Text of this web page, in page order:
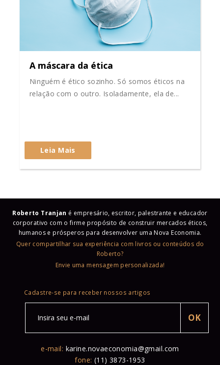
A máscara da ética
Ninguém é ético sozinho. Só somos éticos na
relação com o outro. Isoladamente, ela de...
Leia Mais
Roberto Tranjan é empresário, escritor, palestrante e educador
corporativo com o firme propósito de construir mercados éticos,
humanos e prósperos para desenvolver uma Nova Economia.
Quer compartilhar sua experiência com livros ou conteúdos do
Roberto?
Envie uma mensagem personalizada!
Cadastre-se para receber nossos artigos
e-mail: karine.novaeconomia@gmail.com
fone: (11) 3873-1953